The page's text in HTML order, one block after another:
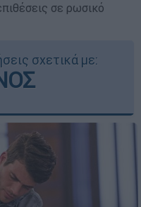
σε ρωσικό
σχετικά με: